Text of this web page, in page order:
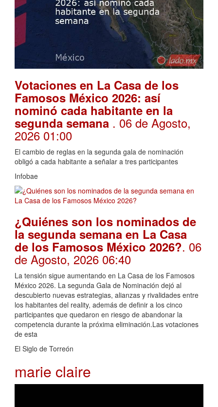
Votaciones en La Casa de los
Famosos México 2026: así
nominó cada habitante en la
segunda semana . 06 de Agosto,
2026 01:00
El cambio de reglas en la segunda gala de nominación
obligó a cada habitante a señalar a tres participantes
Infobae
¿Quiénes son los nominados de
la segunda semana en La Casa
de los Famosos México 2026?. 06
de Agosto, 2026 06:40
La tensión sigue aumentando en La Casa de los Famosos
México 2026. La segunda Gala de Nominación dejó al
descubierto nuevas estrategias, alianzas y rivalidades entre
los habitantes del reality, además de definir a los cinco
participantes que quedaron en riesgo de abandonar la
competencia durante la próxima eliminación.Las votaciones
de esta
El Siglo de Torreón
marie claire